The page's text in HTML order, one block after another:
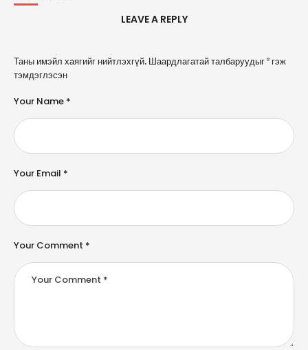
LEAVE A REPLY
Таны имэйл хаягийг нийтлэхгүй. Шаардлагатай талбаруудыг*гэж
тэмдэглэсэн
Your Comment *
Your Name *
Your Email *
A
l
e
n
a
ti
e